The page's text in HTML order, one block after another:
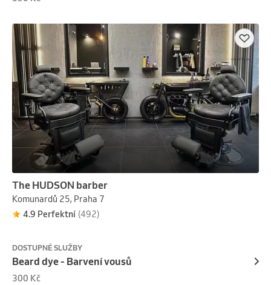
The HUDSON barber
Komunardů 25, Praha 7
4.9 Perfektní (492)
DOSTUPNÉ SLUŽBY
Beard dye - Barvení vousů
300 Kč